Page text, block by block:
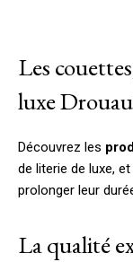
Les
luxe
Découvrez les
de literie de luxe,
prolonger leur
La qualité